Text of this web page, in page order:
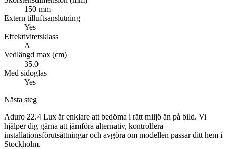
150 mm
Extern tilluftsanslutning
Yes
Effektivitetsklass
A
Vedlängd max (cm)
35.0
Med sidoglas
Yes
Nästa steg
Aduro 22.4 Lux är enklare att bedöma i rätt miljö än på bild. Vi
hjälper dig gärna att jämföra alternativ, kontrollera
installationsförutsättningar och avgöra om modellen passar ditt hem i
Stockholm.